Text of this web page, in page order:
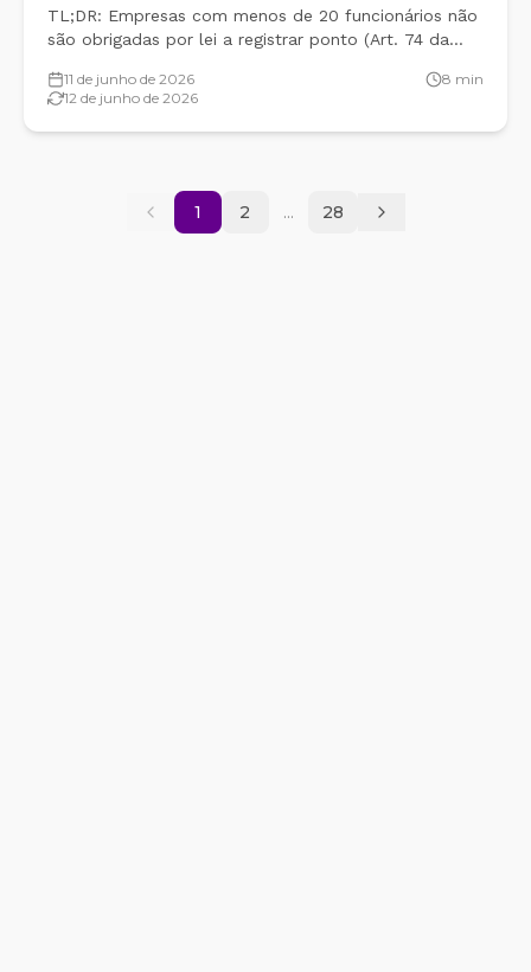
manter na lei
TL;DR: Empresas com menos de 20 funcionários não
são obrigadas por lei a registrar ponto (Art. 74 da
em ações trabalhistas. Este artigo explica quando o
registro manual é aceitável, quando ele começa a
custar caro e como migrar para um&#8230;
11 de junho de 2026 8 min
12 de junho de 2026
1 2 ... 28